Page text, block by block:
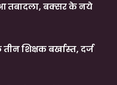
तबादला, बक्सर के नये
शिक्षक बर्खास्त, दर्ज